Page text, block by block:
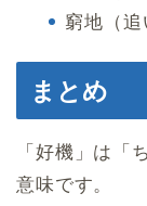
窮地（追
まとめ
「好機」は「
意味です。